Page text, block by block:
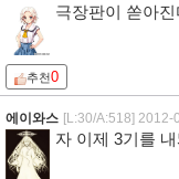
극장판이 쏟아진
추천0
에이와스 [L:30/A:518] 2012-
자 이제 3기를